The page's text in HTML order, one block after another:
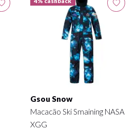
Gsou Snow
Macacão Ski Smaining NASA
XGG